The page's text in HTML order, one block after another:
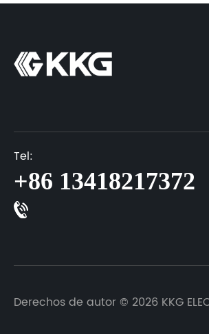
Tel:
+86 13418217372
Derechos de autor © 2026 KKG